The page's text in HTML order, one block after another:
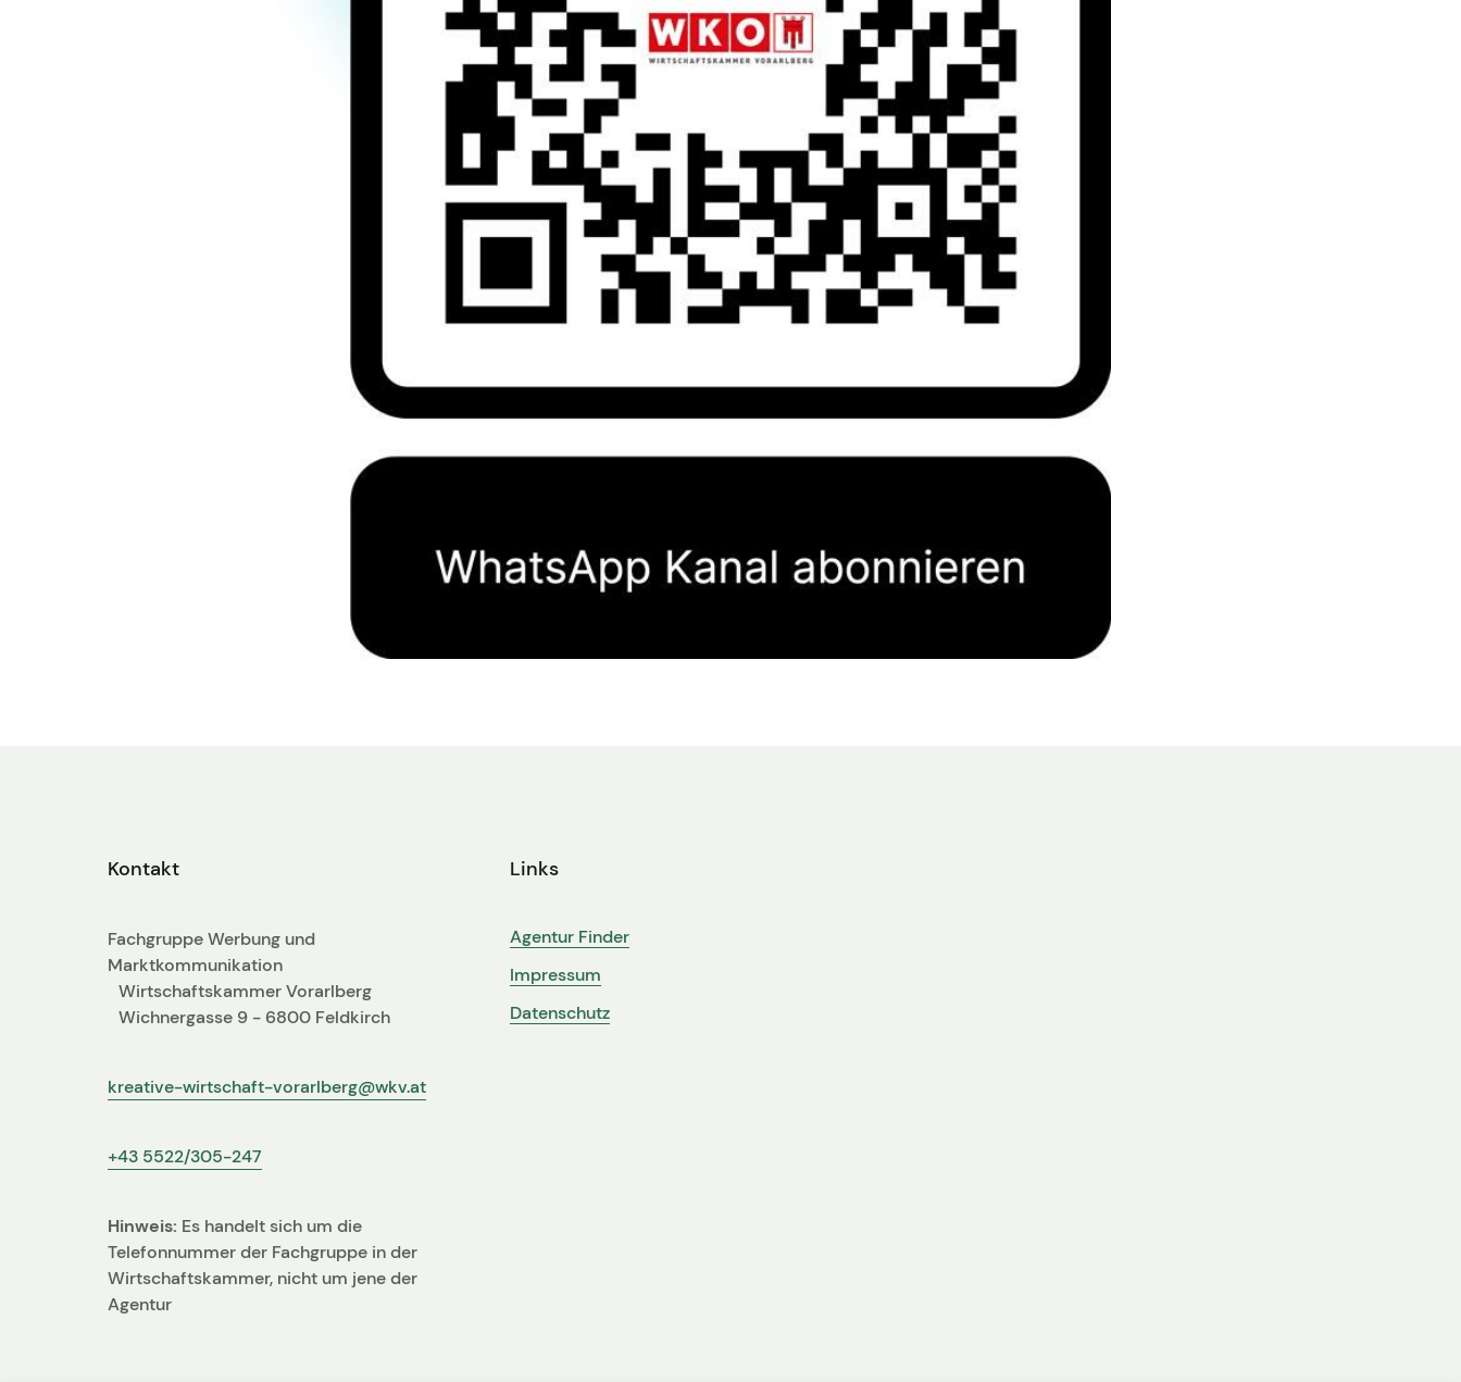
Kontakt
Fachgruppe Werbung und
Marktkommunikation
Wirtschaftskammer Vorarlberg
Wichnergasse 9 - 6800 Feldkirch
kreative-wirtschaft-vorarlberg@wkv.at
+43 5522/305-247
Hinweis: Es handelt sich um die
Telefonnummer der Fachgruppe in der
Wirtschaftskammer, nicht um jene der
Agentur
Links
Agentur Finder
Impressum
Datenschutz